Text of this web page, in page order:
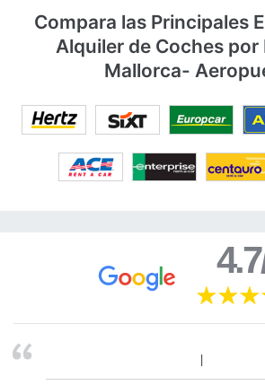
Compara las Principales
Alquiler de Coches por
Mallorca-